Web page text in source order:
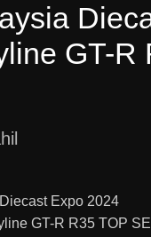
GT-R
Expo 2024
GT-R R35 TOP